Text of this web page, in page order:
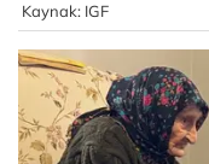
Kaynak: IGF